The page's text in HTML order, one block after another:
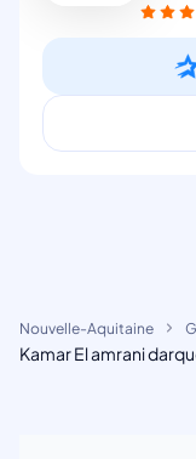
Nouvelle-Aquitaine
Kamar El amrani